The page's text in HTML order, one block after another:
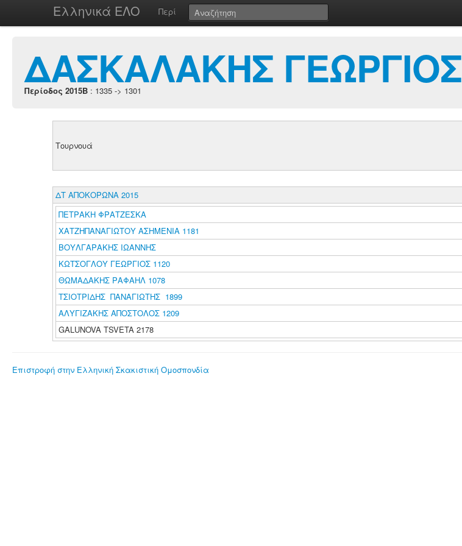
Ελληνικά ΕΛΟ Περί
ΔΑΣΚΑΛΑΚΗΣ ΓΕΩΡΓΙΟΣ
Περίοδος 2015B : 1335 -> 1301
Τουρνουά
ΔΤ ΑΠΟΚΟΡΩΝΑ 2015
ΠΕΤΡΑΚΗ ΦΡΑΤΖΕΣΚΑ
ΧΑΤΖΗΠΑΝΑΓΙΩΤΟΥ ΑΣΗΜΕΝΙΑ 1181
ΒΟΥΛΓΑΡΑΚΗΣ ΙΩΑΝΝΗΣ
ΚΩΤΣΟΓΛΟΥ ΓΕΩΡΓΙΟΣ 1120
ΘΩΜΑΔΑΚΗΣ ΡΑΦΑΗΛ 1078
ΤΣΙΟΤΡΙΔΗΣ ΠΑΝΑΓΙΩΤΗΣ 1899
ΑΛΥΓΙΖΑΚΗΣ ΑΠΟΣΤΟΛΟΣ 1209
GALUNOVA TSVETA 2178
Επιστροφή στην Ελληνική Σκακιστική Ομοσπονδία